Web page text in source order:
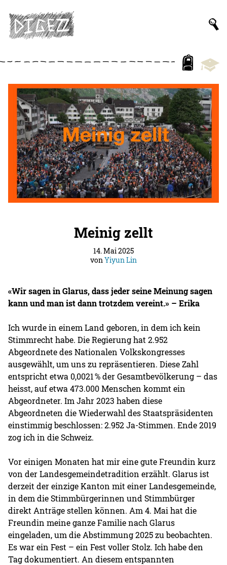
Meinig zellt
14. Mai 2025
vonYiyun Lin
«Wir sagen in Glarus, dass jeder seine Meinung sagen
kann und man ist dann trotzdem vereint.» – Erika
Ich wurde in einem Land geboren, in dem ich kein
Stimmrecht habe. Die Regierung hat 2.952
Abgeordnete des Nationalen Volkskongresses
ausgewählt, um uns zu repräsentieren. Diese Zahl
entspricht etwa 0,0021 % der Gesamtbevölkerung – das
heisst, auf etwa 473.000 Menschen kommt ein
Abgeordneter. Im Jahr 2023 haben diese
Abgeordneten die Wiederwahl des Staatspräsidenten
einstimmig beschlossen: 2.952 Ja-Stimmen. Ende 2019
zog ich in die Schweiz.
Vor einigen Monaten hat mir eine gute Freundin kurz
von der Landesgemeindetradition erzählt. Glarus ist
derzeit der einzige Kanton mit einer Landesgemeinde,
in dem die Stimmbürgerinnen und Stimmbürger
direkt Anträge stellen können. Am 4. Mai hat die
Freundin meine ganze Familie nach Glarus
eingeladen, um die Abstimmung 2025 zu beobachten.
Es war ein Fest – ein Fest voller Stolz. Ich habe den
Tag dokumentiert. An diesem entspannten